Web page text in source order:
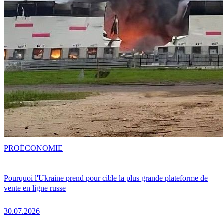
Pourquoi l'Ukraine prend pour cible la plus grande plateforme de
vente en ligne russe
30.07.2026
PROÉCONOMIE